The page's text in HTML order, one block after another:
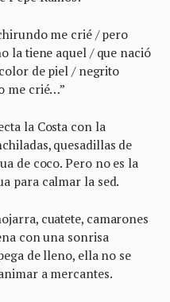
me crié / pero
la tiene aquel / que nació
de piel / negrito
me crié…”
la Costa con la
quesadillas de
de coco. Pero no es la
para calmar la sed.
cuatete, camarones
con una sonrisa
de lleno, ella no se
a mercantes.